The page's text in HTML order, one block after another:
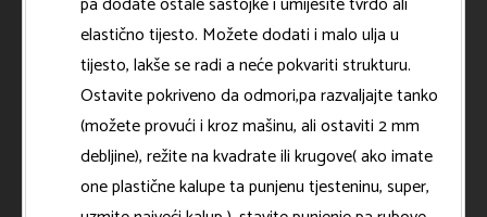
elastično tijesto. Možete dodati i malo ulja u
tijesto, lakše se radi a neće pokvariti strukturu.
Ostavite pokriveno da odmori,pa razvaljajte tanko
(možete provući i kroz mašinu, ali ostaviti 2 mm
debljine), režite na kvadrate ili krugove( ako imate
one plastične kalupe ta punjenu tjesteninu, super,